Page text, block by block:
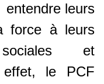
leurs
force à leurs
et
effet, le PCF